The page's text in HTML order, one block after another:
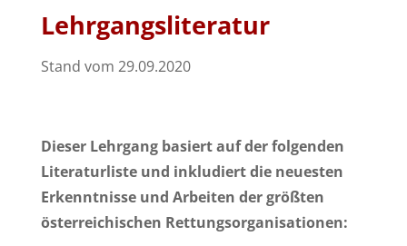
Lehrgangsliteratur
Stand vom 29.09.2020
Dieser Lehrgang basiert auf der folgenden
Literaturliste und inkludiert die neuesten
Erkenntnisse und Arbeiten der größten
österreichischen Rettungsorganisationen: